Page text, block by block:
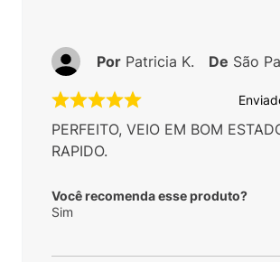
PERFEITO, VEIO EM BOM
RAPIDO.
Você recomenda esse produto?
Sim
Por Patricia K. De São